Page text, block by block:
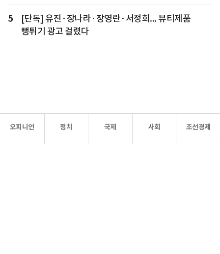
5
[단독] 유진·장나라·장영란·서정희... 뷰티제품
뻥튀기 광고 걸렸다
오피니언 정치 국제 사회 조선경제